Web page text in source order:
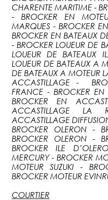
CHARENTE MARITIME -
- BROCKER EN
MARQUES - BROCKER
BROCKER EN BATEAUX
- BROCKER LOUEUR DE
LOUEUR DE BATEAUX
LOUEUR DE BATEAUX A
DE BATEAUX A MOTEUR
ACCASTILLAGE -
FRANCE - BROCKER
BROCKER EN
ACCASTILLAGE LA
ACCASTILLAGE
BROCKER OLERON -
BROCKER OLERON -
BROCKER ILE
MERCURY - BROCKER
MOTEUR SUZUKI -
BROCKER MOTEUR
COURTIER